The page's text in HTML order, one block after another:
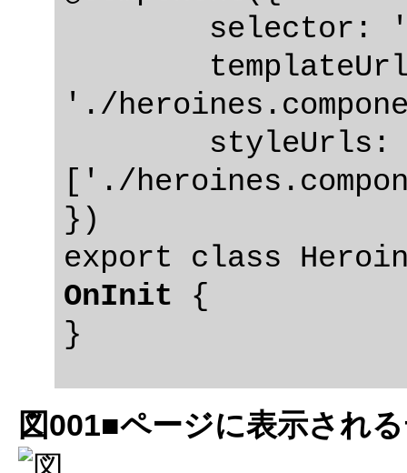
'./
['./
})
OnInit {
図001■ページに表示され